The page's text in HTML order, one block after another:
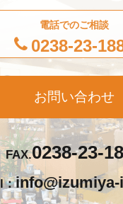
電話でのご相談
0238-23-
お問い合わせ
FAX.0238-23-
：